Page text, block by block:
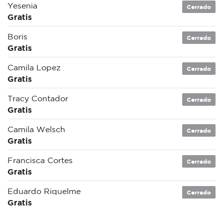
Yesenia
Gratis
Cerrado
Boris
Gratis
Cerrado
Camila Lopez
Gratis
Cerrado
Tracy Contador
Gratis
Cerrado
Camila Welsch
Gratis
Cerrado
Francisca Cortes
Gratis
Cerrado
Eduardo Riquelme
Gratis
Cerrado